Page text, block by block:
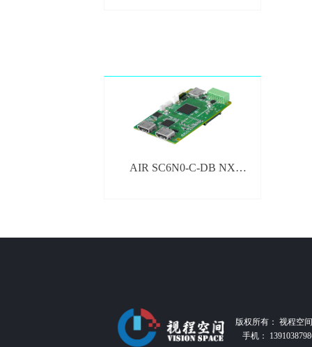
AIR SC6N0-C-DB NX
版权所有： 视程空
手机：